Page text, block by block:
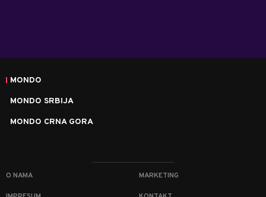
MONDO
MONDO SRBIJA
MONDO CRNA GORA
O NAMA MARKETING